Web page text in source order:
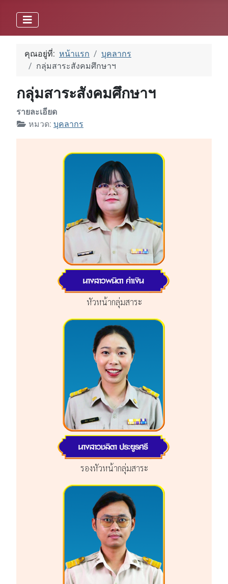
คุณอยู่ที่: หน้าแรก
บุคลากร
กลุ่มสาระสังคมศึกษาฯ
กลุ่มสาระสังคมศึกษาฯ
รายละเอียด
หมวด: บุคลากร
หัวหน้ากลุ่มสาระ
รองหัวหน้ากลุ่มสาระ